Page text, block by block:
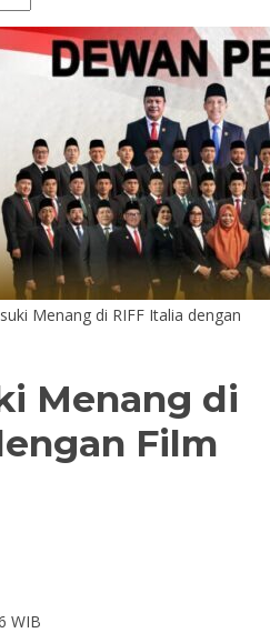
Menang di RIFF Italia dengan
Menang di
Film
WIB